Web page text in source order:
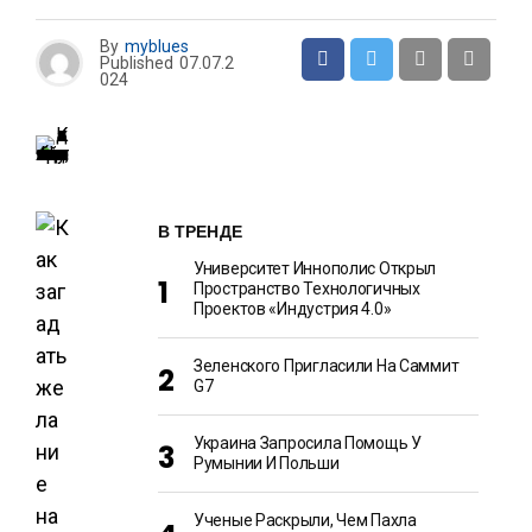
By myblues
Published 07.07.2
024
В ТРЕНДЕ
Университет Иннополис Открыл
Пространство Технологичных
Проектов «Индустрия 4.0»
Зеленского Пригласили На Саммит
G7
Украина Запросила Помощь У
Румынии И Польши
Ученые Раскрыли, Чем Пахла